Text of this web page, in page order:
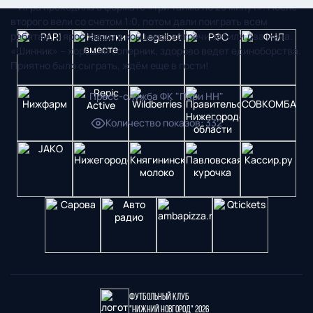
– Игра проходила в формате «три тайма по 25 минут». После
второго вели со счетом 1:0, потом дали поиграть всем
ребятам, и ярославцы в концовке встречи забили два мяча.
«Шинник» – хороший соперник, здорово ведет единоборства.
Приятно было сыграть, ждём еще в гости!
Пресс-служба ФК "Пари НН"
Количество показов:332
Футбольный клуб
"Нижний Новгород" 2026